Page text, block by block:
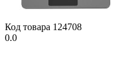
Код товара 124708
0.0